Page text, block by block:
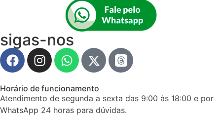
sigas-nos
Horário de funcionamento
Atendimento de segunda a sexta das 9:00 às 18:00 e por
WhatsApp 24 horas para dúvidas.